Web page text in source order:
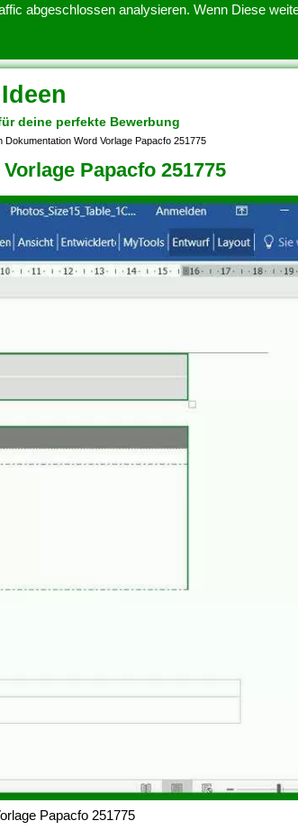
abgeschlossen analysieren. Wenn Diese
NUTZUNGSBEDINGUNGEN
deine perfekte Bewerbung
Dokumentation Word Vorlage Papacfo 251775
Papacfo 251775
Papacfo 251775